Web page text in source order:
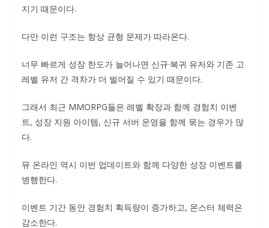
지기 때문이다.
다만 이런 구조는 항상 균형 문제가 따라온다.
너무 빠르게 성장 한도가 늘어나면 신규·복귀 유저와 기존 고
레벨 유저 간 격차가 더 벌어질 수 있기 때문이다.
그래서 최근 MMORPG들은 레벨 확장과 함께 경험치 이벤
트, 성장 지원 아이템, 신규 서버 운영을 함께 묶는 경우가 많
다.
뮤 온라인 역시 이번 업데이트와 함께 다양한 성장 이벤트를
병행한다.
이벤트 기간 동안 경험치 획득량이 증가하고, 몬스터 체력은
감소한다.